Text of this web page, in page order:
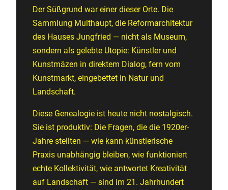
Der Süßgrund war einer dieser Orte. Die
Sammlung Multhaupt, die Reformarchitektur
des Hauses Jungfried — nicht als Museum,
sondern als gelebte Utopie: Künstler und
Kunstmäzen in direktem Dialog, fern vom
Kunstmarkt, eingebettet in Natur und
Landschaft.
Diese Genealogie ist heute nicht nostalgisch.
Sie ist produktiv: Die Fragen, die die 1920er-
Jahre stellten — wie kann künstlerische
Praxis unabhängig bleiben, wie funktioniert
echte Kollektivität, wie antwortet Kreativität
auf Landschaft — sind im 21. Jahrhundert